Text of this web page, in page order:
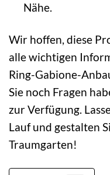
Nähe.
Wir hoffen, diese
alle wichtigen
Ring-Gabione-
Sie noch Fragen
zur Verfügung.
Lauf und gestalten
Traumgarten!